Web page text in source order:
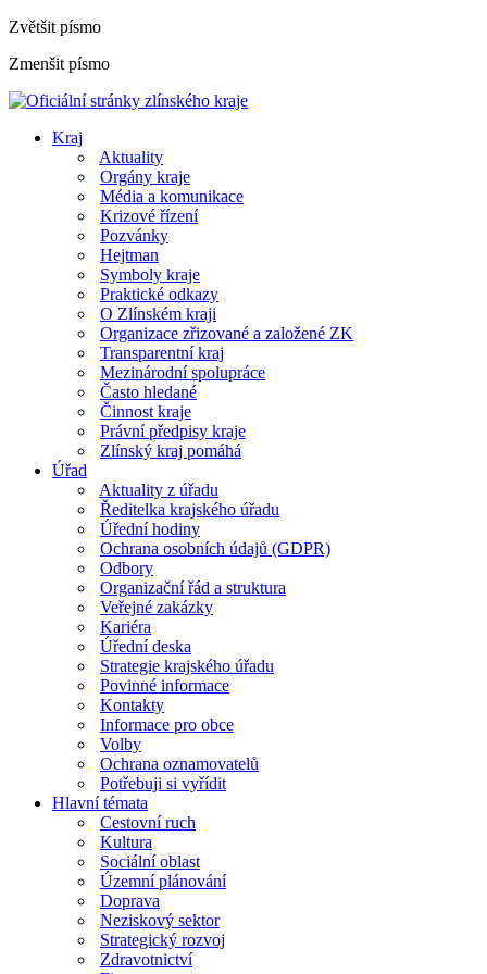
Zvětšit písmo
Zmenšit písmo
Kraj
Aktuality
Orgány kraje
Média a komunikace
Krizové řízení
Pozvánky
Hejtman
Symboly kraje
Praktické odkazy
O Zlínském kraji
Organizace zřizované a založené ZK
Transparentní kraj
Mezinárodní spolupráce
Často hledané
Činnost kraje
Právní předpisy kraje
Zlínský kraj pomáhá
Úřad
Aktuality z úřadu
Ředitelka krajského úřadu
Úřední hodiny
Ochrana osobních údajů (GDPR)
Odbory
Organizační řád a struktura
Veřejné zakázky
Kariéra
Úřední deska
Strategie krajského úřadu
Povinné informace
Kontakty
Informace pro obce
Volby
Ochrana oznamovatelů
Potřebuji si vyřídit
Hlavní témata
Cestovní ruch
Kultura
Sociální oblast
Územní plánování
Doprava
Neziskový sektor
Strategický rozvoj
Zdravotnictví